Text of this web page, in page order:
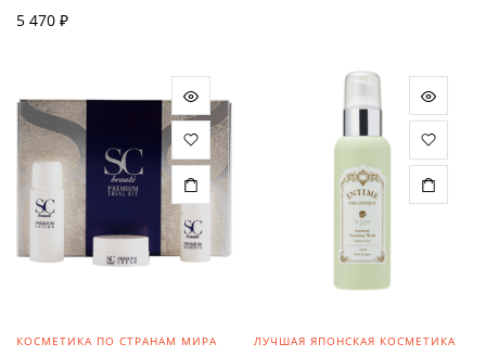
5 470 ₽
КОСМЕТИКА ПО СТРАНАМ МИРА ЛУЧШАЯ ЯПОНСКАЯ КОСМЕТИКА